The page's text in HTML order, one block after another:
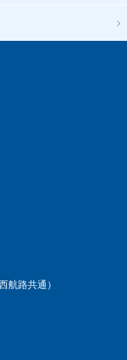
航路共通）